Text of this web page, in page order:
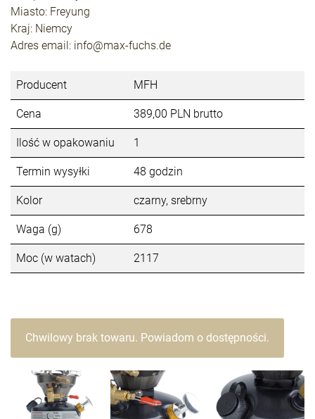
Miasto: Freyung
Kraj: Niemcy
Adres email: info@max-fuchs.de
Producent MFH
Cena 389,00 PLN brutto
Ilość w opakowaniu 1
Termin wysyłki 48 godzin
Kolor czarny, srebrny
Waga (g) 678
Moc (w watach) 2117
Chwilowy brak towaru. Powiadom o dostępności.